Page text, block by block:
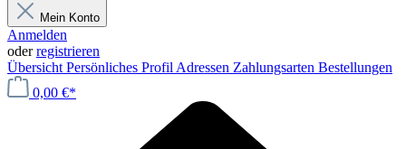
Mein Konto
Anmelden
oderregistrieren
Übersicht Persönliches Profil Adressen Zahlungsarten Bestellungen
0,00 €*